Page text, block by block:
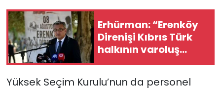
Erhürman: “Erenköy
Direnişi Kıbrıs Türk
halkının varoluş
mücadelesinde
Yüksek Seçim Kurulu’nun da personel